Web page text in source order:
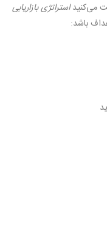
می‌کنیداستراتژی بازاریابی
باشد: